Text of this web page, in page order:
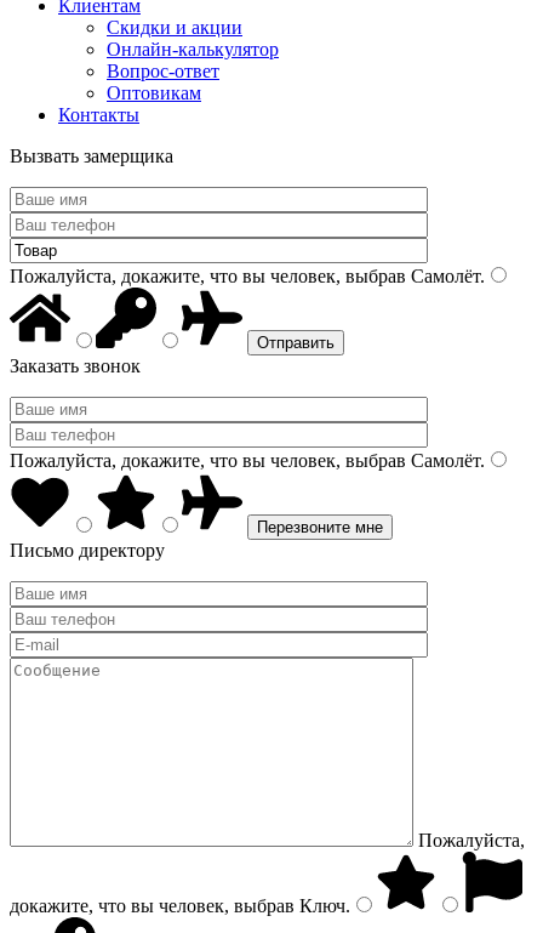
Клиентам
Скидки и акции
Онлайн-калькулятор
Вопрос-ответ
Оптовикам
Контакты
Вызвать замерщика
Пожалуйста, докажите, что вы человек, выбрав Самолёт.
Заказать звонок
Пожалуйста, докажите, что вы человек, выбрав Самолёт.
Письмо директору
Пожалуйста,
докажите, что вы человек, выбрав Ключ.